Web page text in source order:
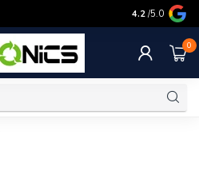
Samsung
4.2 /5.0
0